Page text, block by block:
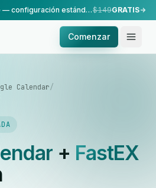
Configuración llave en mano — configuración estándar, realizada por nuestro equipo.$149GRATIS
Comenzar
Calendar/
+ FastEX